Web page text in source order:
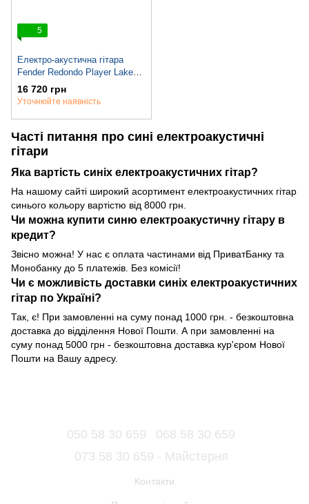
5
Електро-акустична гітара
Fender Redondo Player Lake
Placid Blue WN
16 720 грн
Уточнюйте наявність
Часті питання про сині електроакустичні
гітари
Яка вартість синіх електроакустичних гітар?
На нашому сайті широкий асортимент електроакустичних гітар
синього кольору вартістю від 8000 грн.
Чи можна купити синю електроакустичну гітару в
кредит?
Звісно можна! У нас є оплата частинами від ПриватБанку та
Монобанку до 5 платежів. Без комісії!
Чи є можливість доставки синіх електроакустичних
гітар по Україні?
Так, є! При замовленні на суму понад 1000 грн. - безкоштовна
доставка до відділення Нової Пошти. А при замовленні на
суму понад 5000 грн - безкоштовна доставка кур'єром Нової
Пошти на Вашу адресу.
050 58 30 659
068 58 30 659
073 58 30 659 - Майстерня
Контакти